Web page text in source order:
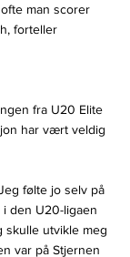
man scorer
forteller
fra U20 Elite
har vært veldig
følte jo selv på
den U20-ligaen
skulle utvikle meg
var på Stjernen